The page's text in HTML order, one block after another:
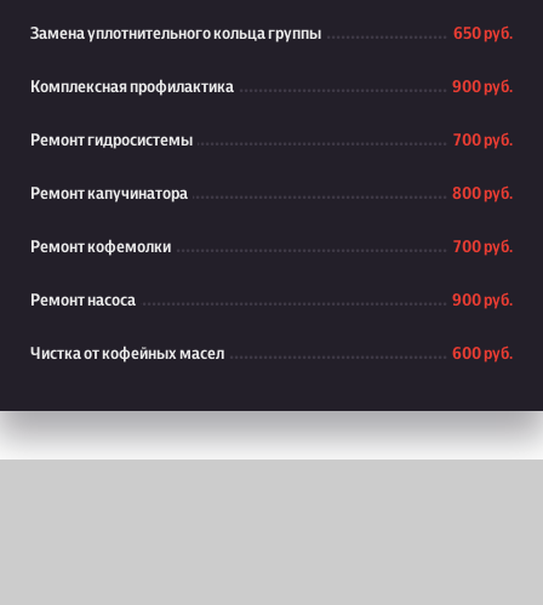
Замена уплотнительного кольца группы 650 руб.
Комплексная профилактика 900 руб.
Ремонт гидросистемы 700 руб.
Ремонт капучинатора 800 руб.
Ремонт кофемолки 700 руб.
Ремонт насоса 900 руб.
Чистка от кофейных масел 600 руб.